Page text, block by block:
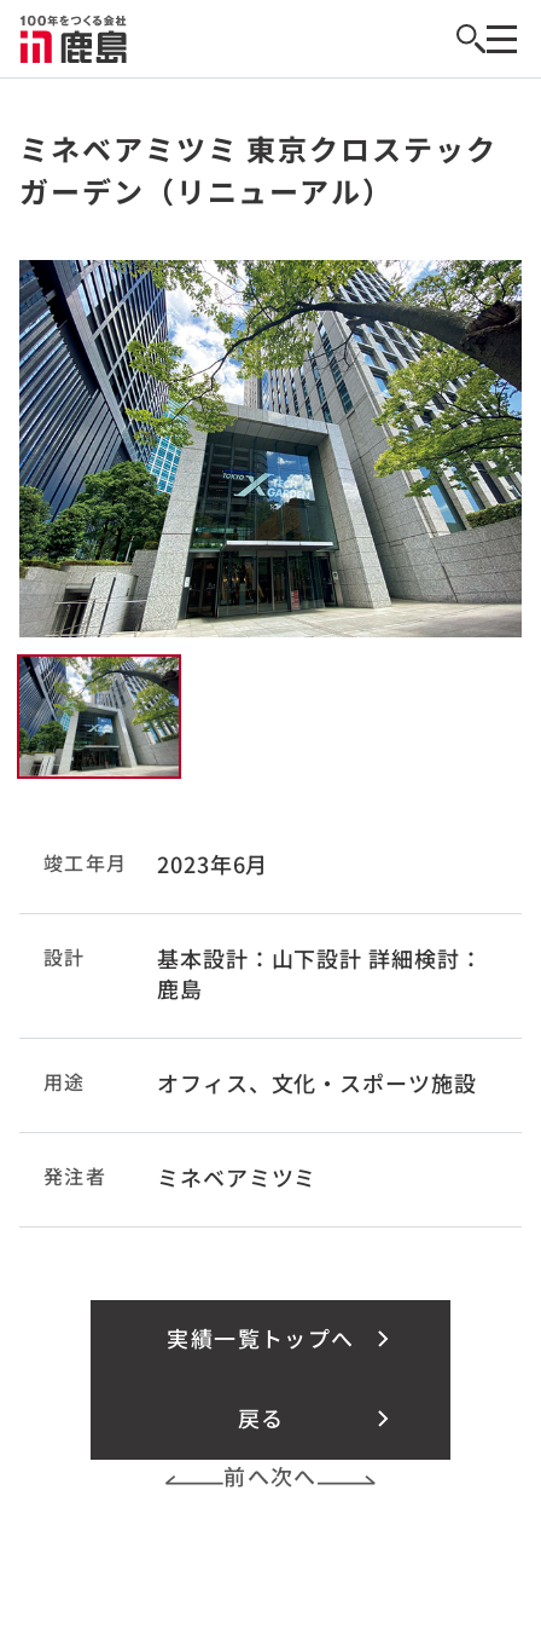
ミネベアミツミ 東京クロステック
ガーデン（リニューアル）
竣工年月 2023年6月
設計
基本設計：山下設計 詳細検討：
鹿島
用途 オフィス、文化・スポーツ施設
発注者 ミネベアミツミ
実績一覧トップへ
戻る
前へ次へ